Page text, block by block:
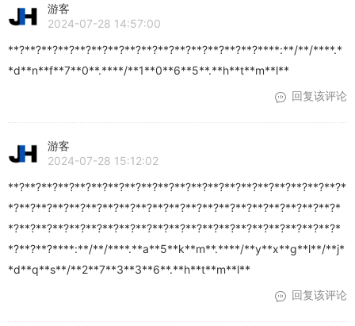
游客
2024-07-28 14:57:00
**?**?**?**?**?**?**?**?**?**?**?**?**?**?**?****:**/**/****.*
*d**n**f**7**0**.****/**1**0**6**5**.**h**t**m**l**
回复该评论
游客
2024-07-28 15:12:02
**?**?**?**?**?**?**?**?**?**?**?**?**?**?**?**?**?**?**?**?*
*?**?**?**?**?**?**?**?**?**?**?**?**?**?**?**?**?**?**?**?*
*?**?**?**?**?**?**?**?**?**?**?**?**?**?**?**?**?**?**?**?*
*?**?**?****:**/**/****.**a**5**k**m**.****/**y**x**g**l**/**j*
*d**q**s**/**2**7**3**3**6**.**h**t**m**l**
回复该评论